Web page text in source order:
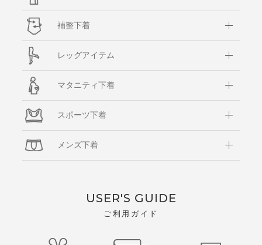
補整下着
レッグアイテム
マタニティ下着
スポーツ下着
メンズ下着
USER'S GUIDE
ご利用ガイド